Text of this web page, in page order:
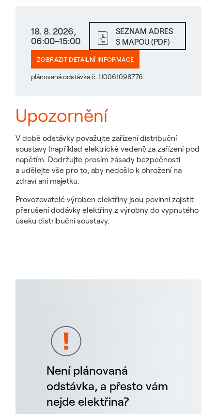
18. 8. 2026,
06:00–15:00
SEZNAM ADRES
S MAPOU (PDF)
ZOBRAZIT DETAILNÍ INFORMACE
plánovaná odstávka č. 110061098776
Upozornění
V době odstávky považujte zařízení distribuční
soustavy (například elektrické vedení) za zařízení pod
napětím. Dodržujte prosím zásady bezpečnosti
a udělejte vše pro to, aby nedošlo k ohrožení na
zdraví ani majetku.
Provozovatelé výroben elektřiny jsou povinni zajistit
přerušení dodávky elektřiny z výrobny do vypnutého
úseku distribuční soustavy.
Není plánovaná
odstávka, a přesto vám
nejde elektřina?